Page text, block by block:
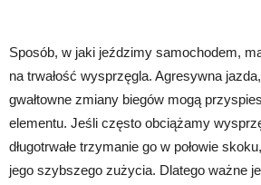
Sposób, w jaki jeździmy samochodem,
na trwałość wysprzęgla. Agresywna
gwałtowne zmiany biegów mogą
elementu. Jeśli często obciążamy
długotrwałe trzymanie go w połowie
jego szybszego zużycia. Dlatego ważne